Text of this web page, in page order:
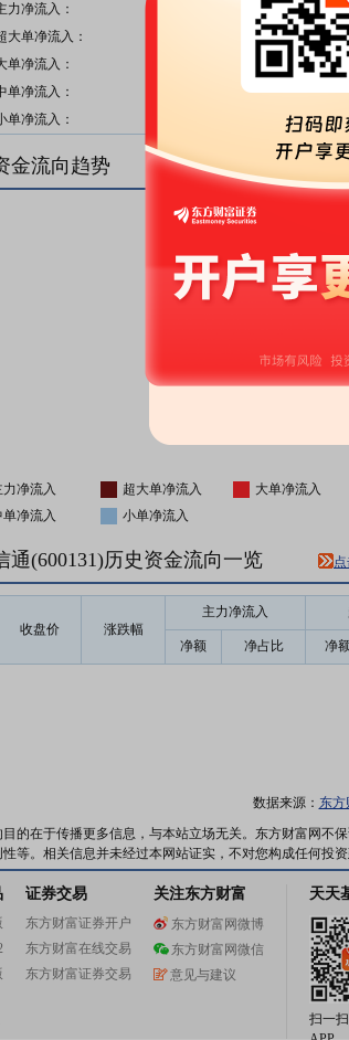
力净流入：
主力净比：
大单净流入：
超大单净比：
单净流入：
大单净比：
单净流入：
中单净比：
单净流入：
金流向趋势
力净流入 超大单净流入
大单净流入
单净流入
小单净流入
通(600131)历史资金流向一览
收盘价 涨跌幅
主力净流入
净额 净占比 净
数据来源： 东方
的在于传播更多信息，与本站立场无关。东方财富网
等。相关信息并未经过本网站证实，不对您构成任何投资
证券交易
东方财富证券开户
东方财富在线交易
东方财富证券交易
关注东方财富
东方财富网微博
东方财富网微信
意见与建议
天天
扫一